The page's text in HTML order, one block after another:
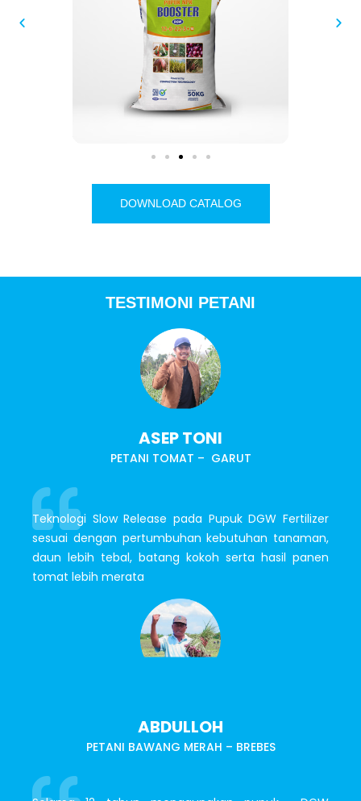
DOWNLOAD CATALOG
TESTIMONI PETANI
ASEP TONI
PETANI TOMAT – GARUT
Teknologi Slow Release pada Pupuk DGW Fertilizer
sesuai dengan pertumbuhan kebutuhan tanaman,
daun lebih tebal, batang kokoh serta hasil panen
tomat lebih merata
ABDULLOH
PETANI BAWANG MERAH – BREBES